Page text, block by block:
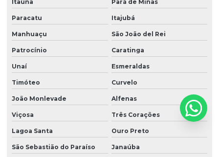
Nr 17 bancada de trabalho
Nr 17 básico
Nr 20 básico
Nr 20 frentista
Nr 20 inflamáveis
Nr 20 integração
Nr 20 intermediário
Nr 20 líquidos e combustíveis inflamáveis
Itaúna Pará de Minas
Paracatu Itajubá
Manhuaçu São João del Rei
Patrocínio Caratinga
Unaí Esmeraldas
Timóteo Curvelo
João Monlevade Alfenas
Viçosa Três Corações
Lagoa Santa Ouro Preto
São Sebastião do Paraíso Janaúba